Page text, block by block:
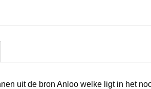
uit de bron Anloo welke ligt in het